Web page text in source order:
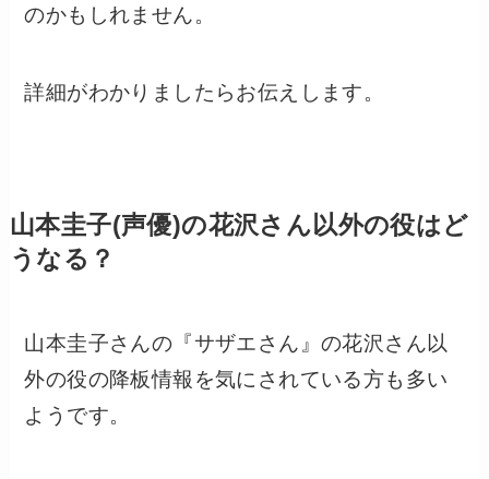
のかもしれません。
詳細がわかりましたらお伝えします。
山本圭子(声優)の花沢さん以外の役はど
うなる？
山本圭子さんの『サザエさん』の花沢さん以
外の役の降板情報を気にされている方も多い
ようです。